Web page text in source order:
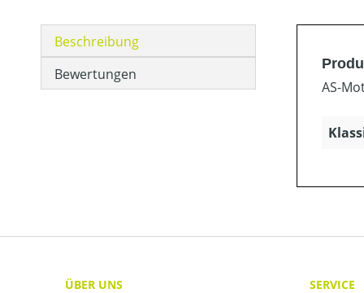
Beschreibung
Bewertungen
AS-
ÜBER UNS
SERVICE